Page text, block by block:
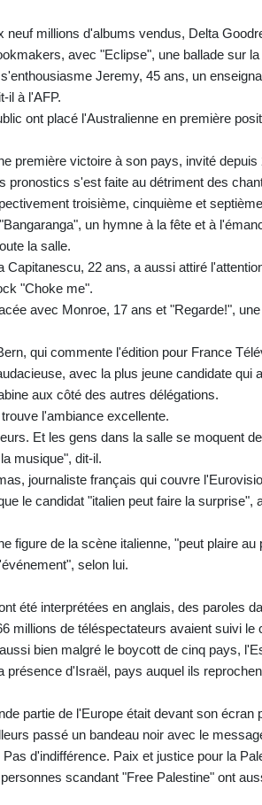
neuf millions d'albums vendus, Delta
avec "Eclipse", une ballade sur
Jeremy, 45 ans, un
il à l'AFP.
ont placé l'Australienne en première
première victoire à son pays, invité
pronostics s'est faite au détriment des
troisième, cinquième et
un hymne à la fête et à
la salle.
Capitanescu, 22 ans, a aussi attiré
"Choke me".
avec Monroe, 17 ans et "Regarde!",
qui commente l'édition pour France
avec la plus jeune candidate qui
aux côté des autres délégations.
l'ambiance excellente.
Et les gens dans la salle se moquent
musique", dit-il.
journaliste français qui couvre
le candidat "italien peut faire la
figure de la scène italienne, "peut plaire
selon lui.
été interprétées en anglais, des paroles
millions de téléspectateurs avaient suivi
bien malgré le boycott de cinq pays,
présence d'Israël, pays auquel ils
partie de l'Europe était devant son
passé un bandeau noir avec le
d'indifférence. Paix et justice pour la
scandant "Free Palestine" ont